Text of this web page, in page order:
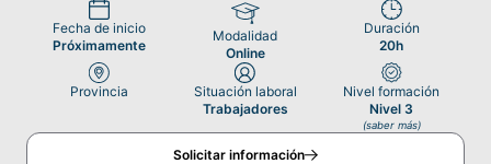
Fecha de inicio
Próximamente
Modalidad
Online
Duración
20h
Provincia
Situación laboral
Trabajadores
Nivel formación
Nivel 3
(saber más)
Solicitar información